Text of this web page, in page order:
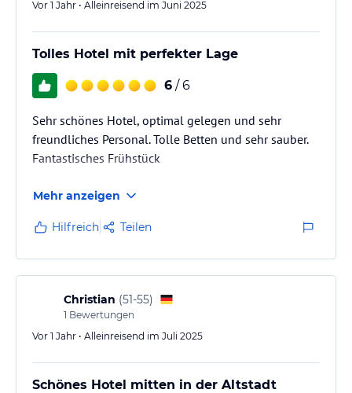
Minibar
20 bis 27 qm
2 Handicap Zimmer
Kaffee- und Teeset
Minibar
Ruhige Gartenseite
25 qm
Gastronomie im Hotel
Lobbybar
Terrasse
Sport und Unterhaltung
Fahrradverleih
Spielzimmer
Vor 1 Jahr • Alleinreisend im Juni 2025
Tolles Hotel mit perfekter Lage
6 / 6
Sehr schönes Hotel, optimal gelegen und sehr
freundliches Personal. Tolle Betten und sehr sauber.
Fantastisches Frühstück
Mehr anzeigen
Hilfreich Teilen
Christian (51-55)
1 Bewertungen
Vor 1 Jahr • Alleinreisend im Juli 2025
Schönes Hotel mitten in der Altstadt